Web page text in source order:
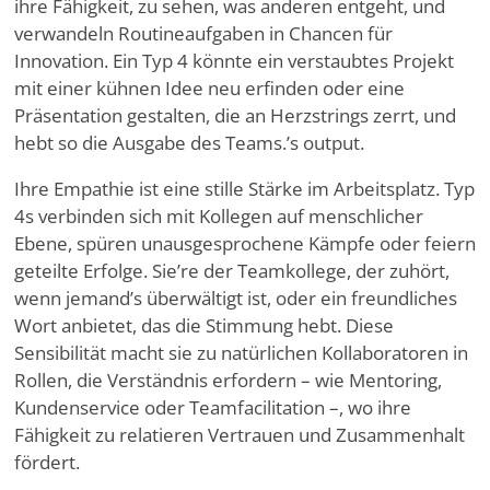
ihre Fähigkeit, zu sehen, was anderen entgeht, und
verwandeln Routineaufgaben in Chancen für
Innovation. Ein Typ 4 könnte ein verstaubtes Projekt
mit einer kühnen Idee neu erfinden oder eine
Präsentation gestalten, die an Herzstrings zerrt, und
hebt so die Ausgabe des Teams.’s output.
Ihre Empathie ist eine stille Stärke im Arbeitsplatz. Typ
4s verbinden sich mit Kollegen auf menschlicher
Ebene, spüren unausgesprochene Kämpfe oder feiern
geteilte Erfolge. Sie’re der Teamkollege, der zuhört,
wenn jemand’s überwältigt ist, oder ein freundliches
Wort anbietet, das die Stimmung hebt. Diese
Sensibilität macht sie zu natürlichen Kollaboratoren in
Rollen, die Verständnis erfordern – wie Mentoring,
Kundenservice oder Teamfacilitation –, wo ihre
Fähigkeit zu relatieren Vertrauen und Zusammenhalt
fördert.